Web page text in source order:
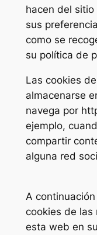
hacen del
sus
como se
su política de
Las cookies
almacenarse
navega por
ejemplo,
compartir
alguna red
A
cookies de las
esta web en